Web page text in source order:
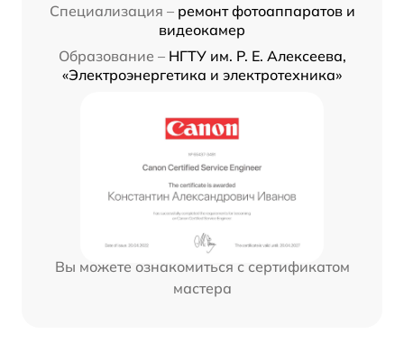
Специализация – ремонт фотоаппаратов и
видеокамер
Образование – НГТУ им. Р. Е. Алексеева,
«Электроэнергетика и электротехника»
Вы можете ознакомиться с сертификатом
мастера